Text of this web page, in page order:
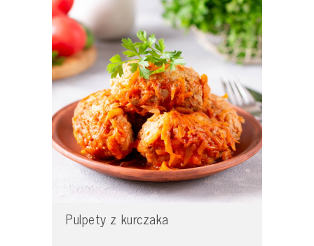
Pulpety z kurczaka